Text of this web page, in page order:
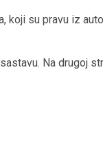
koji su pravu iz
Na drugoj